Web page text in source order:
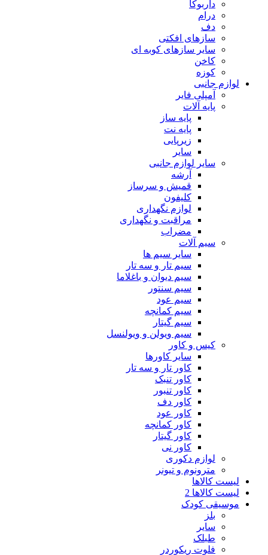
داربوکا
درام
دف
سازهای افکتی
سایر سازهای کوبه ای
کاخن
کوزه
لوازم جانبی
آمپلی فایر
پایه آلات
پایه ساز
پایه نت
زیرپایی
سایر
سایر لوازم جانبی
آرشه
قمیش و سرساز
کلیفون
لوازم نگهداری
مراقبت و نگهداری
مضراب
سیم آلات
سایر سیم ها
سیم تار و سه تار
سیم دیوان و باغلاما
سیم سنتور
سیم عود
سیم کمانچه
سیم گیتار
سیم ویولن و ویولنسل
کیس و کاور
سایر کاورها
کاور تار و سه تار
کاور تنبک
کاور تنبور
کاور دف
کاور عود
کاور کمانچه
کاور گیتار
کاور نی
لوازم دکوری
مترونوم و تیونر
لیست کالاها
لیست کالاها 2
موسیقی کودک
بلز
سایر
طبلک
فلوت ریکوردر